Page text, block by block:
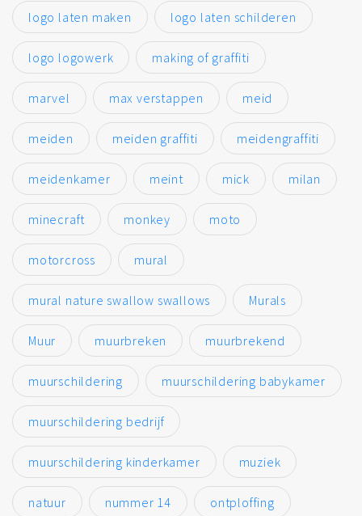
logo laten maken logo laten schilderen
logo logowerk making of graffiti
marvel max verstappen meid
meiden meiden graffiti meidengraffiti
meidenkamer meint mick milan
minecraft monkey moto
motorcross mural
mural nature swallow swallows Murals
Muur muurbreken muurbrekend
muurschildering muurschildering babykamer
muurschildering bedrijf
muurschildering kinderkamer muziek
natuur nummer 14 ontploffing